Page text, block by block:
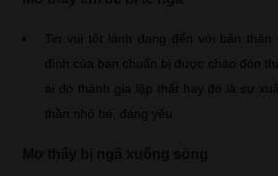
Tin vui tốt lành đang đến với bản thân
đình của bạn chuẩn bị được chào đón
ai đó thành gia lập thất hay đó là sự
thần nhỏ bé, đáng yêu.